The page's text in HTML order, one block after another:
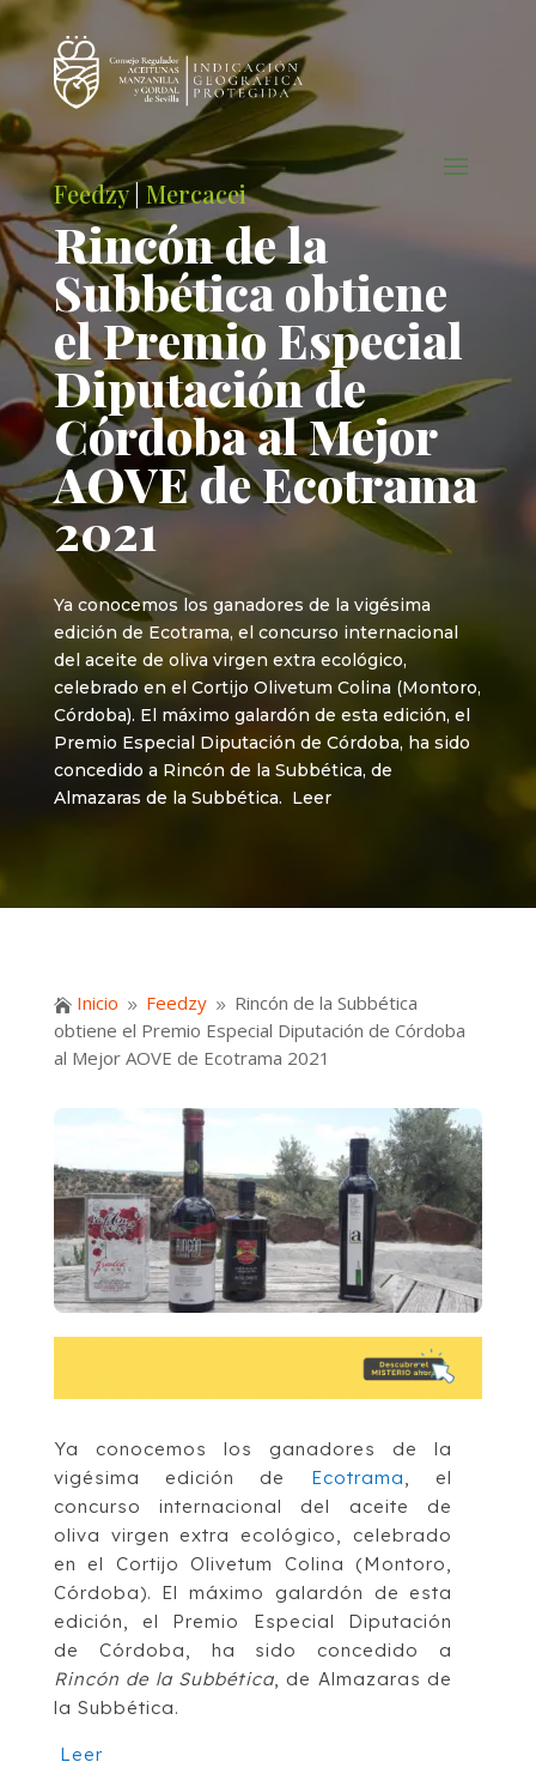
Feedzy| Mercacei
Rincón de la
Subbética obtiene
el Premio Especial
Diputación de
Córdoba al Mejor
AOVE de Ecotrama
2021
Ya conocemos los ganadores de la vigésima
edición de Ecotrama, el concurso internacional
del aceite de oliva virgen extra ecológico,
celebrado en el Cortijo Olivetum Colina (Montoro,
Córdoba). El máximo galardón de esta edición, el
Premio Especial Diputación de Córdoba, ha sido
concedido a Rincón de la Subbética, de
Almazaras de la Subbética. Leer
 Inicio 9 Feedzy 9 Rincón de la Subbética
obtiene el Premio Especial Diputación de Córdoba
al Mejor AOVE de Ecotrama 2021
Ya conocemos los ganadores de la
vigésima edición de Ecotrama, el
concurso internacional del aceite de
oliva virgen extra ecológico, celebrado
en el Cortijo Olivetum Colina (Montoro,
Córdoba). El máximo galardón de esta
edición, el Premio Especial Diputación
de Córdoba, ha sido concedido a
Rincón de la Subbética, de Almazaras de
la Subbética.
Leer